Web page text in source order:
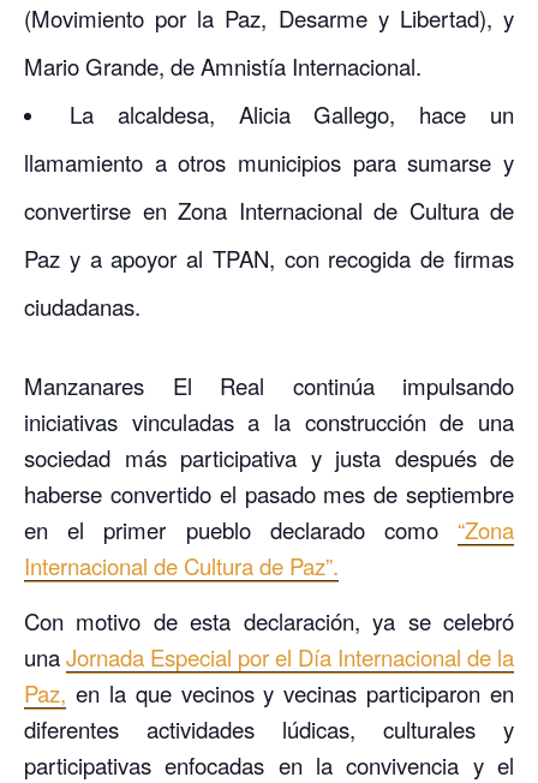
(Movimiento por la Paz, Desarme y Libertad), y
Mario Grande, de Amnistía Internacional.
La alcaldesa, Alicia Gallego, hace un
llamamiento a otros municipios para sumarse y
convertirse en Zona Internacional de Cultura de
Paz y a apoyor al TPAN, con recogida de firmas
ciudadanas.
Manzanares El Real continúa impulsando
iniciativas vinculadas a la construcción de una
sociedad más participativa y justa después de
haberse convertido el pasado mes de septiembre
en el primer pueblo declarado como “Zona
Internacional de Cultura de Paz”.
Con motivo de esta declaración, ya se celebró
unaJornada Especial por el Día Internacional de la
Paz, en la que vecinos y vecinas participaron en
diferentes actividades lúdicas, culturales y
participativas enfocadas en la convivencia y el